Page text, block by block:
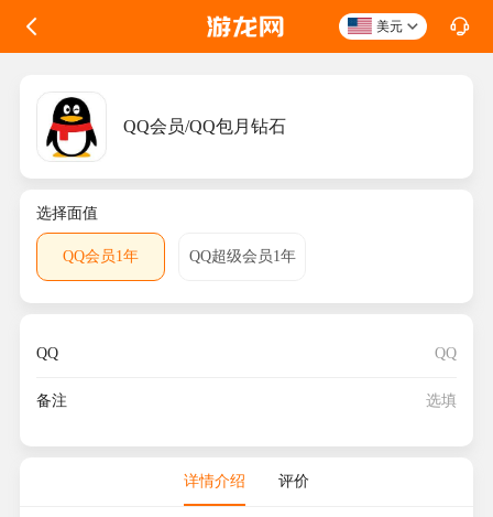
美元
QQ会员/QQ包月钻石
选择面值
QQ会员1年 QQ超级会员1年
QQ
备注
详情介绍 评价